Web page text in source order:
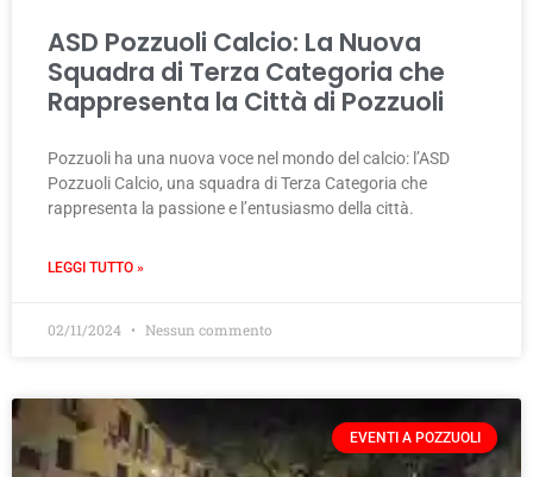
ASD Pozzuoli Calcio: La Nuova
Squadra di Terza Categoria che
Rappresenta la Città di Pozzuoli
Pozzuoli ha una nuova voce nel mondo del calcio: l’ASD
Pozzuoli Calcio, una squadra di Terza Categoria che
rappresenta la passione e l’entusiasmo della città.
LEGGI TUTTO »
02/11/2024 Nessun commento
EVENTI A POZZUOLI